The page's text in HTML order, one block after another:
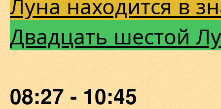
Двадцать шестой
08:27 - 10:45